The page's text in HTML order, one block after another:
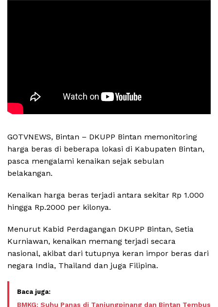
GOTVNEWS, Bintan – DKUPP Bintan memonitoring
harga beras di beberapa lokasi di Kabupaten Bintan,
pasca mengalami kenaikan sejak sebulan
belakangan.
Kenaikan harga beras terjadi antara sekitar Rp 1.000
hingga Rp.2000 per kilonya.
Menurut Kabid Perdagangan DKUPP Bintan, Setia
Kurniawan, kenaikan memang terjadi secara
nasional, akibat dari tutupnya keran impor beras dari
negara India, Thailand dan juga Filipina.
BMKG: Suhu Panas di Tanjungpinang dan Bintan Tembus